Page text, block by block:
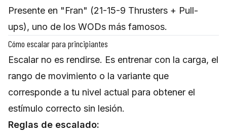
Presente en "Fran" (21-15-9 Thrusters + Pull-
ups), uno de los WODs más famosos.
Cómo escalar para principiantes
Escalar no es rendirse. Es entrenar con la carga, el
rango de movimiento o la variante que
corresponde a tu nivel actual para obtener el
estímulo correcto sin lesión.
Reglas de escalado: